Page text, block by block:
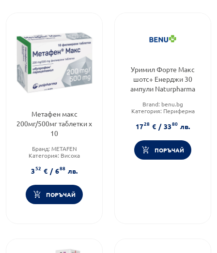
Метафен макс
200мг/500мг таблетки х
10
Бранд: METAFEN
Категория: Висока
Форма на продукта:таблетки
352 € / 688 лв.
ПОРЪЧАЙ
Уримил Форте Макс
шотс+ Енерджи 30
ампули Naturpharma
Brand: benu.bg
Категория: Периферна
1728 € / 3380 лв.
ПОРЪЧАЙ